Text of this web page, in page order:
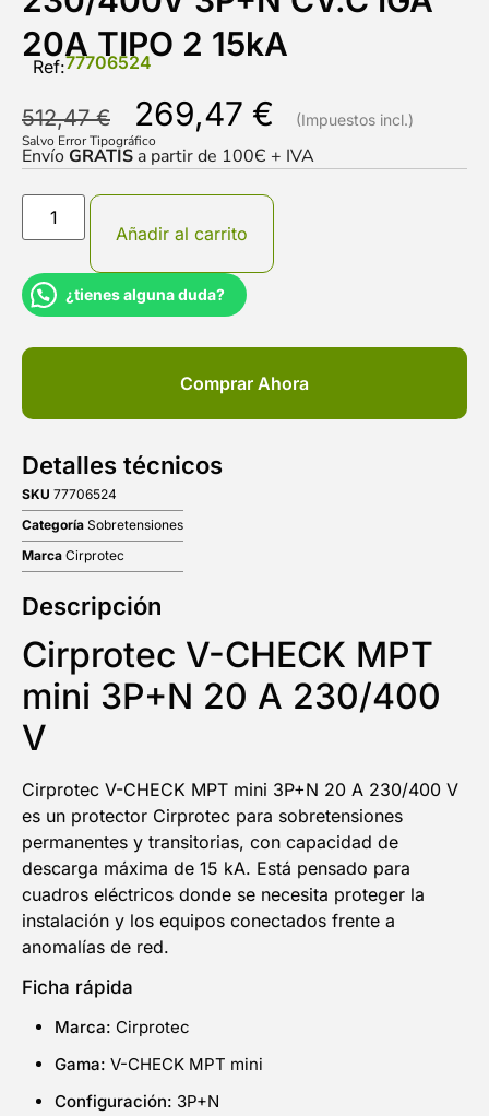
20A TIPO 2 15kA
Ref:77706524
512,47€ 269,47 €
Salvo Error Tipográfico
EnvíoGRATIS a partir de 100Є + IVA
Añadir al carrito
¿tienes alguna duda?
Comprar Ahora
Detalles técnicos
SKU 77706524
Categoría Sobretensiones
Marca Cirprotec
Descripción
Cirprotec V-CHECK MPT
mini 3P+N 20 A 230/400
V
Cirprotec V-CHECK MPT mini 3P+N 20 A 230/400 V
es un protector Cirprotec para sobretensiones
permanentes y transitorias, con capacidad de
descarga máxima de 15 kA. Está pensado para
cuadros eléctricos donde se necesita proteger la
instalación y los equipos conectados frente a
anomalías de red.
Ficha rápida
Marca: Cirprotec
Gama: V-CHECK MPT mini
Configuración: 3P+N